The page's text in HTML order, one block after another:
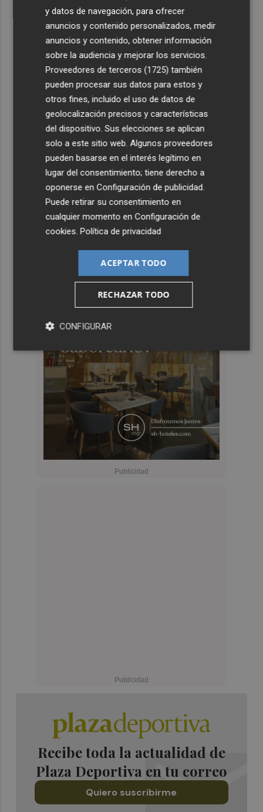
Recibe toda la actualidad de
Plaza Deportiva en tu correo
Quiero suscribirme
y datos de navegación, para ofrecer
anuncios y contenido personalizados, medir
anuncios y contenido, obtener información
sobre la audiencia y mejorar los servicios.
Proveedores de terceros (1725) también
pueden procesar sus datos para estos y
otros fines, incluido el uso de datos de
geolocalización precisos y características
del dispositivo. Sus elecciones se aplican
solo a este sitio web. Algunos proveedores
pueden basarse en el interés legítimo en
lugar del consentimiento; tiene derecho a
oponerse enConfiguración de publicidad
Puede retirar su consentimiento en
cualquier momento enConfiguración de
cookies .Política de privacidad
ACEPTAR TODO
RECHAZAR TODO
CONFIGURAR